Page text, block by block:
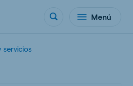
Menú
servicios